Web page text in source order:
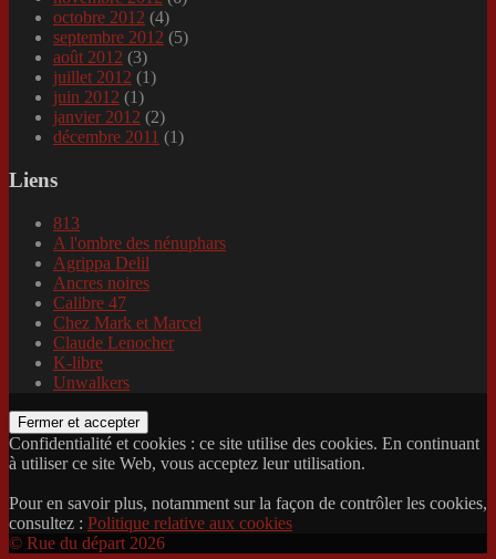
octobre 2012 (4)
septembre 2012 (5)
août 2012 (3)
juillet 2012 (1)
juin 2012 (1)
janvier 2012 (2)
décembre 2011 (1)
Liens
813
A l'ombre des nénuphars
Agrippa Delil
Ancres noires
Calibre 47
Chez Mark et Marcel
Claude Lenocher
K-libre
Unwalkers
Confidentialité et cookies : ce site utilise des cookies. En continuant
à utiliser ce site Web, vous acceptez leur utilisation.
Pour en savoir plus, notamment sur la façon de contrôler les cookies,
consultez : Politique relative aux cookies
© Rue du départ 2026